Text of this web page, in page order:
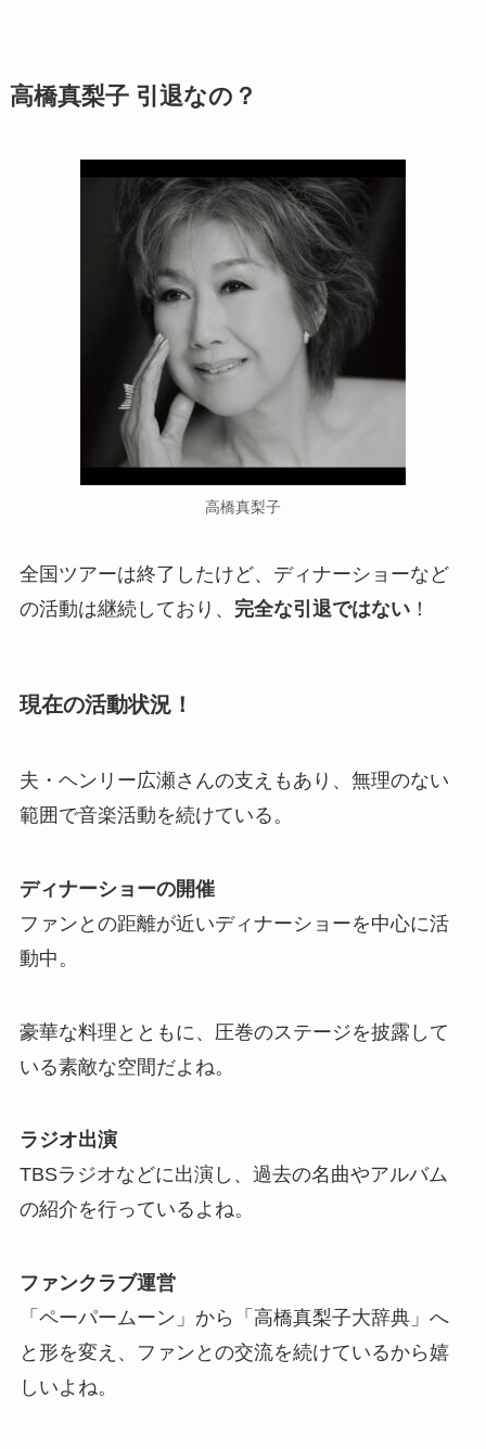
高橋真梨子 引退なの？
高橋真梨子
全国ツアーは終了したけど、ディナーショーなど
の活動は継続しており、 完全な引退ではない！
現在の活動状況！
夫・ヘンリー広瀬さんの支えもあり、無理のない
範囲で音楽活動を続けている。
ディナーショーの開催
ファンとの距離が近いディナーショーを中心に活
動中。
豪華な料理とともに、圧巻のステージを披露して
いる素敵な空間だよね。
ラジオ出演
TBSラジオなどに出演し、過去の名曲やアルバム
の紹介を行っているよね。
ファンクラブ運営
「ペーパームーン」から「高橋真梨子大辞典」へ
と形を変え、ファンとの交流を続けているから嬉
しいよね。